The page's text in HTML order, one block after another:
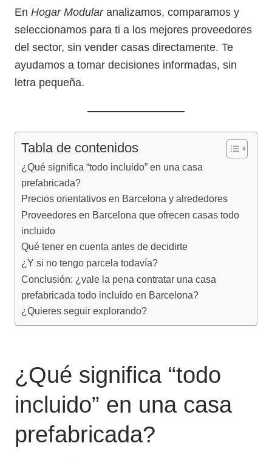
En Hogar Modularanalizamos, comparamos y
seleccionamos para ti a los mejores proveedores
del sector, sin vender casas directamente. Te
ayudamos a tomar decisiones informadas, sin
letra pequeña.
Tabla de contenidos
¿Qué significa “todo incluido” en una casa
prefabricada?
Precios orientativos en Barcelona y alrededores
Proveedores en Barcelona que ofrecen casas todo
incluido
Qué tener en cuenta antes de decidirte
¿Y si no tengo parcela todavía?
Conclusión: ¿vale la pena contratar una casa
prefabricada todo incluido en Barcelona?
¿Quieres seguir explorando?
¿Qué significa “todo
incluido” en una casa
prefabricada?